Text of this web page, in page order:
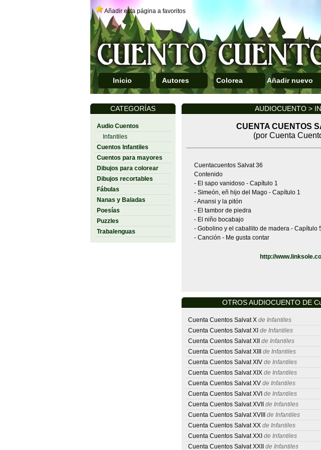
Añadir esta página a favoritos
Inicio Autores Colorea Añadir nuevo
CATEGORÍAS
Audio Cuentos
Infantiles
Cuentos Infantiles
Cuentos para mayores
Dibujos para colorear
Dibujos recortables
Fábulas
Nanas y Baladas
Poesías
Puzzles
Trabalenguas
AUDIOCUENTO >
CUENTA CUENTOS
(por Cuenta
Cuentacuentos Salvat 36
Contenido
- El sapo vanidoso - Capítulo 1
- Simeón, eñ hijo del Mago - Capítulo 1
- Anansi y la pitón
- El tambor de piedra
- El niño bocabajo
- Gobolino y el caballito de madera - Capítulo
- Canción - Me gusta contar
http://
OTROS AUDIOCUENTO DE
Cuenta Cuentos Salvat Xde Infantiles
Cuenta Cuentos Salvat XI de Infantiles
Cuenta Cuentos Salvat XII
de Infantiles
Cuenta Cuentos Salvat XIII
de Infantiles
Cuenta Cuentos Salvat XIVde Infantiles
Cuenta Cuentos Salvat XIXde Infantiles
Cuenta Cuentos Salvat XVde Infantiles
Cuenta Cuentos Salvat XVI de Infantiles
Cuenta Cuentos Salvat XVII
de Infantiles
Cuenta Cuentos Salvat XVIII
de Infantiles
Cuenta Cuentos Salvat XXde Infantiles
Cuenta Cuentos Salvat XXI de Infantiles
Cuenta Cuentos Salvat XXII
de Infantiles